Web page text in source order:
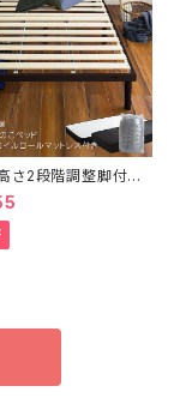
さ2段階調整脚付き
ド ポケットコイルマッ
ト(ダブル) ASP-SR